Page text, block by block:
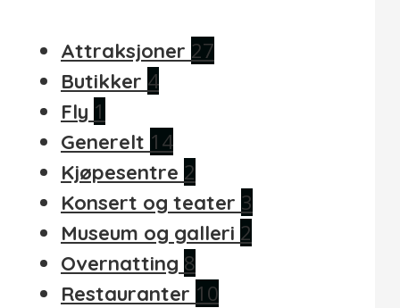
Attraksjoner 27
Butikker 4
Fly 1
Generelt 14
Kjøpesentre 2
Konsert og teater 3
Museum og galleri 2
Overnatting 8
Restauranter 10